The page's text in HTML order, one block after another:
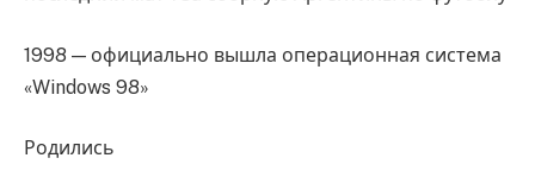
1998 — официально вышла операционная система
«Windows 98»
Родились